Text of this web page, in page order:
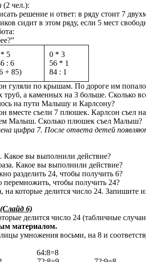
(2 чел.):
решение и ответ: в ряду стоит 7
сидит в этом ряду, если 5 мест
* 5
: 6
+ 85)
0 * 3
56 * 1
84 : 1
гуляли по крышам. По дороге им
а каменных на 3 больше. Сколько
на пути Малышу и Карлсону?
вместе съели 7 плюшек. Карлсон съел
Малыш. Сколько плюшек съел Малыш?
цифра 7. После ответа детей
Какое вы выполнили действие?
Какое вы выполнили действие?
разделить 24, чтобы получить 6?
перемножить, чтобы получить 24?
на которые делится число 24. Запишите
(Слайд 6)
делится число 24 (табличные
материалом.
умножения восьми, на 8 и
64:8=8